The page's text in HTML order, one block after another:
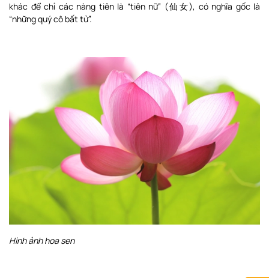
khác để chỉ các nàng tiên là “tiên nữ” (仙女), có nghĩa gốc là
“những quý cô bất tử”.
Hình ảnh hoa sen